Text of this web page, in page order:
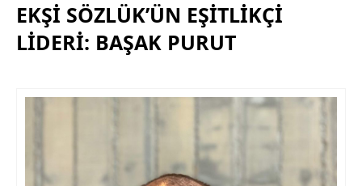
EKŞİ SÖZLÜK’ÜN EŞİTLİKÇİ
LİDERİ: BAŞAK PURUT